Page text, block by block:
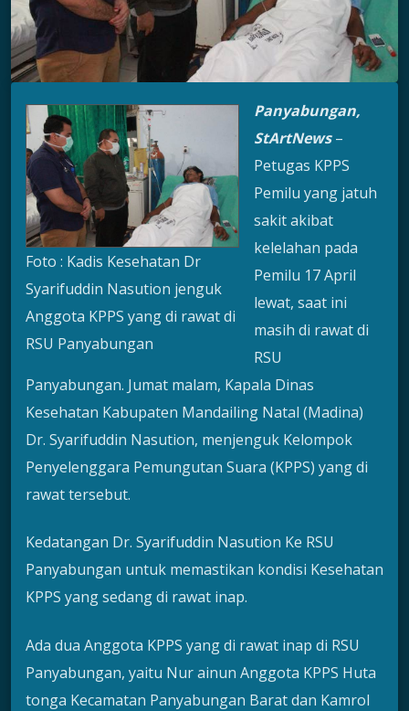
Foto : Kadis Kesehatan Dr
Syarifuddin Nasution jenguk
Anggota KPPS yang di rawat di
RSU Panyabungan
Panyabungan,
StArtNews–
Petugas KPPS
Pemilu yang jatuh
sakit akibat
kelelahan pada
Pemilu 17 April
lewat, saat ini
masih di rawat di
RSU
Panyabungan. Jumat malam, Kapala Dinas
Kesehatan Kabupaten Mandailing Natal (Madina)
Dr. Syarifuddin Nasution, menjenguk Kelompok
Penyelenggara Pemungutan Suara (KPPS) yang di
rawat tersebut.
Kedatangan Dr. Syarifuddin Nasution Ke RSU
Panyabungan untuk memastikan kondisi Kesehatan
KPPS yang sedang di rawat inap.
Ada dua Anggota KPPS yang di rawat inap di RSU
Panyabungan, yaitu Nur ainun Anggota KPPS Huta
tonga Kecamatan Panyabungan Barat dan Kamrol